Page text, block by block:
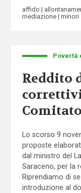
affido
mediazione
minori
Povertà
Reddito
Lo scorso 9
proposte
dal ministro del
Saraceno, per la
Riprendiamo di
introduzione al